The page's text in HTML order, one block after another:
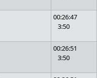
00:26:47
3:50
00:26:51
3:50